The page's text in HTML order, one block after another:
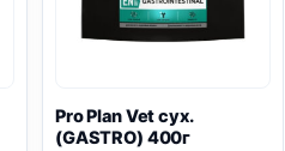
Pro PlanVet сух.
(GASTRO) 400г